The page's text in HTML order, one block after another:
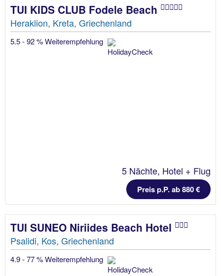
TUI KIDS CLUB Fodele Beach
Heraklion, Kreta, Griechenland
5.5 - 92 % Weiterempfehlung
5 Nächte, Hotel + Flug
Preis p.P. ab 880 €
TUI SUNEO Niriides Beach Hotel
Psalidi, Kos, Griechenland
4.9 - 77 % Weiterempfehlung